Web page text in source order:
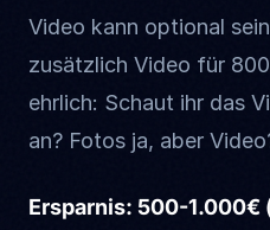
Video kann optional
zusätzlich Video für
ehrlich: Schaut ihr das
an? Fotos ja, aber
Ersparnis: 500-1.000€